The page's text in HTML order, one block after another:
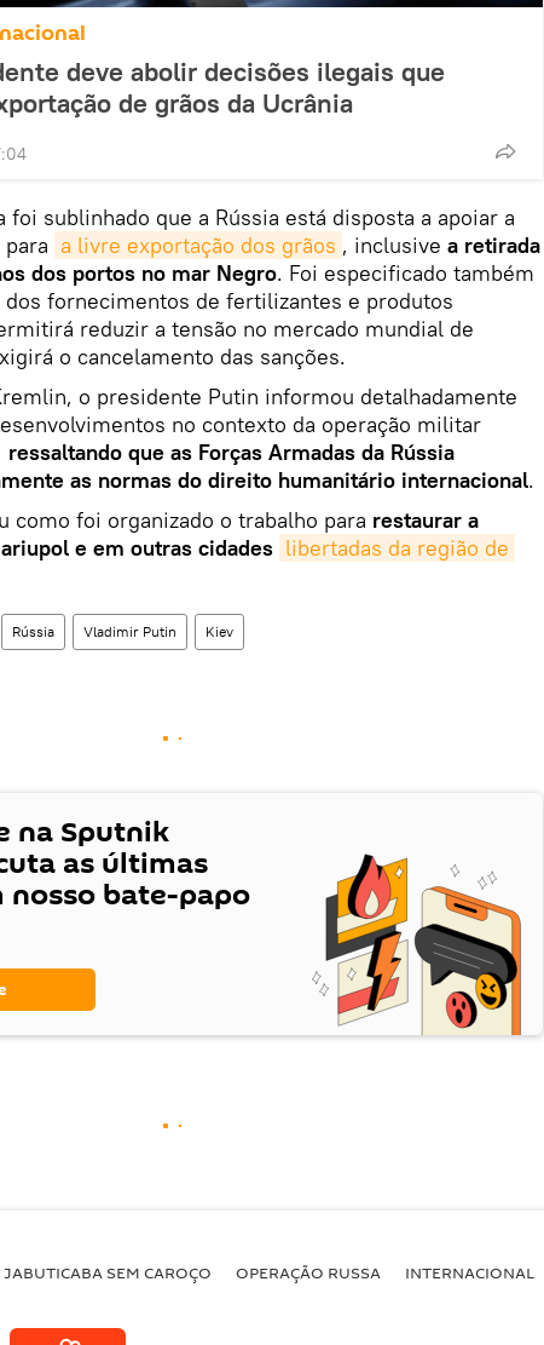
deve abolir decisões ilegais que
de grãos da Ucrânia
foi sublinhado que a Rússia está disposta a apoiar a
a livre exportação dos grãos , inclusive a retirada
dos portos no mar Negro. Foi especificado também
fornecimentos de fertilizantes e produtos
reduzir a tensão no mercado mundial de
o cancelamento das sanções.
o presidente Putin informou detalhadamente
no contexto da operação militar
ressaltando que as Forças Armadas da Rússia
as normas do direito humanitário internacional.
como foi organizado o trabalho para restaurar a
e em outras cidades libertadas da região de
Rússia Vladimir Putin Kiev
na Sputnik
as últimas
nosso bate-papo
JABUTICABA SEM CAROÇO OPERAÇÃO RUSSA INTERNACIONAL